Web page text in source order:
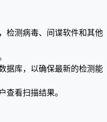
检测病毒、间谍软件和其他
据库，以确保最新的检测能
查看扫描结果。